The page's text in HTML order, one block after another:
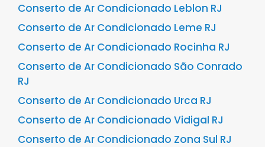
Conserto de Ar Condicionado Leblon RJ
Conserto de Ar Condicionado Leme RJ
Conserto de Ar Condicionado Rocinha RJ
Conserto de Ar Condicionado São Conrado
RJ
Conserto de Ar Condicionado Urca RJ
Conserto de Ar Condicionado Vidigal RJ
Conserto de Ar Condicionado Zona Sul RJ